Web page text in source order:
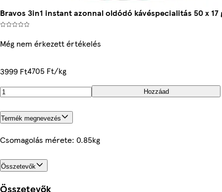
Bravos 3in1 instant azonnal oldódó kávéspecialitás 50 x 17
Még nem érkezett értékelés
3999 Ft4705 Ft/kg
Hozzáad
Termék megnevezés
Csomagolás mérete: 0.85kg
Összetevők
Összetevők